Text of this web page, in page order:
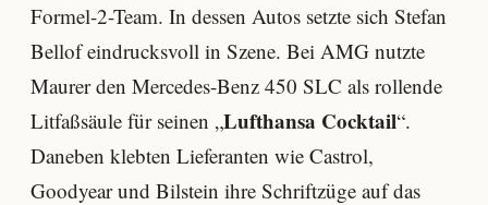
Formel-2-Team. In dessen Autos setzte sich Stefan
Bellof eindrucksvoll in Szene. Bei AMG nutzte
Maurer den Mercedes-Benz 450 SLC als rollende
Litfaßsäule für seinen „Lufthansa Cocktail“.
Daneben klebten Lieferanten wie Castrol,
Goodyear und Bilstein ihre Schriftzüge auf das